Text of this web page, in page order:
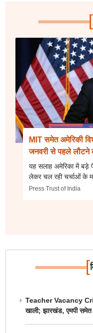
[
MIT समेत अमेरिकी
जनवरी से पहले लौटने
यह सलाह अमेरिका में बड़े
लेकर चल रही चर्चाओं के
Press Trust of India
[
Teacher Vacancy
खाली; झारखंड, एमपी समेत